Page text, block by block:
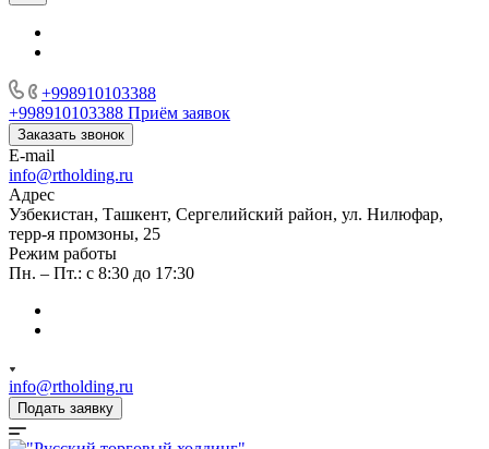
+998910103388
+998910103388 Приём заявок
Заказать звонок
E-mail
info@rtholding.ru
Адрес
Узбекистан, Ташкент, Сергелийский район, ул. Нилюфар,
терр-я промзоны, 25
Режим работы
Пн. – Пт.: с 8:30 до 17:30
info@rtholding.ru
Подать заявку